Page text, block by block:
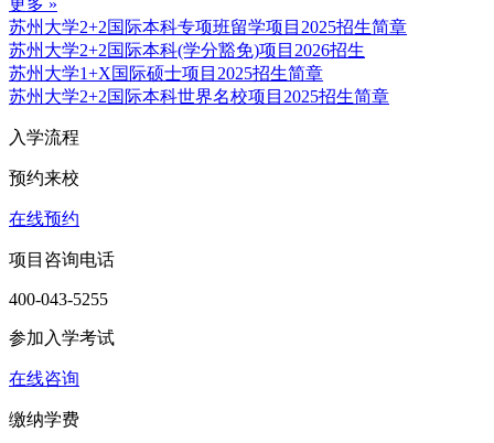
更多 »
苏州大学2+2国际本科专项班留学项目2025招生简章
苏州大学2+2国际本科(学分豁免)项目2026招生
苏州大学1+X国际硕士项目2025招生简章
苏州大学2+2国际本科世界名校项目2025招生简章
入学流程
预约来校
在线预约
项目咨询电话
400-043-5255
参加入学考试
在线咨询
缴纳学费